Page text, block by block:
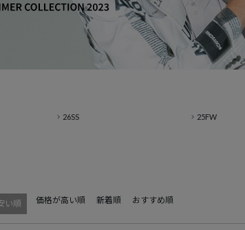
26SS 25FW
い順 価格が高い順 新着順 おすすめ順